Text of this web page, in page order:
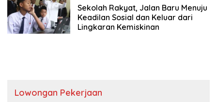
Sekolah Rakyat, Jalan Baru Menuju
Keadilan Sosial dan Keluar dari
Lingkaran Kemiskinan
Lowongan Pekerjaan